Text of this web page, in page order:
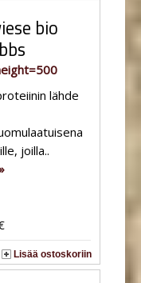
bio
lähde
joilla..
Lisää ostoskoriin